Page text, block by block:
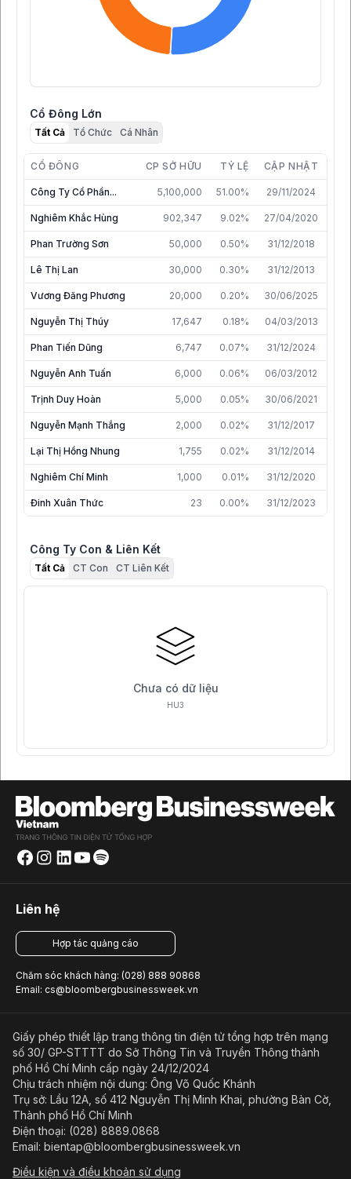
Cổ Đông Lớn
Tất Cả Tổ Chức Cá Nhân
CỔ ĐÔNG CP SỞ HỮU TỶ LỆ CẬP NHẬT
Công Ty Cổ Phần... 5,100,000 51.00% 29/11/2024
Nghiêm Khắc Hùng 902,347 9.02% 27/04/2020
Phan Trường Sơn 50,000 0.50% 31/12/2018
Lê Thị Lan 30,000 0.30% 31/12/2013
Vương Đăng Phương 20,000 0.20% 30/06/2025
Nguyễn Thị Thúy 17,647 0.18% 04/03/2013
Phan Tiến Dũng 6,747 0.07% 31/12/2024
Nguyễn Anh Tuấn 6,000 0.06% 06/03/2012
Trịnh Duy Hoàn 5,000 0.05% 30/06/2021
Nguyễn Mạnh Thắng 2,000 0.02% 31/12/2017
Lại Thị Hồng Nhung 1,755 0.02% 31/12/2014
Nghiêm Chí Minh 1,000 0.01% 31/12/2020
Đinh Xuân Thức 23 0.00% 31/12/2023
Công Ty Con & Liên Kết
Tất Cả CT Con CT Liên Kết
Chưa có dữ liệu
HU3
Liên hệ
Hợp tác quảng cáo
Chăm sóc khách hàng: (028) 888 90868
Email: cs@bloombergbusinessweek.vn
Giấy phép thiết lập trang thông tin điện tử tổng hợp trên mạng
số 30/ GP-STTTT do Sở Thông Tin và Truyền Thông thành
phố Hồ Chí Minh cấp ngày 24/12/2024
Chịu trách nhiệm nội dung: Ông Võ Quốc Khánh
Trụ sở: Lầu 12A, số 412 Nguyễn Thị Minh Khai, phường Bàn Cờ,
Thành phố Hồ Chí Minh
Điện thoại: (028) 8889.0868
Email: bientap@bloombergbusinessweek.vn
Điều kiện và điều khoản sử dụng